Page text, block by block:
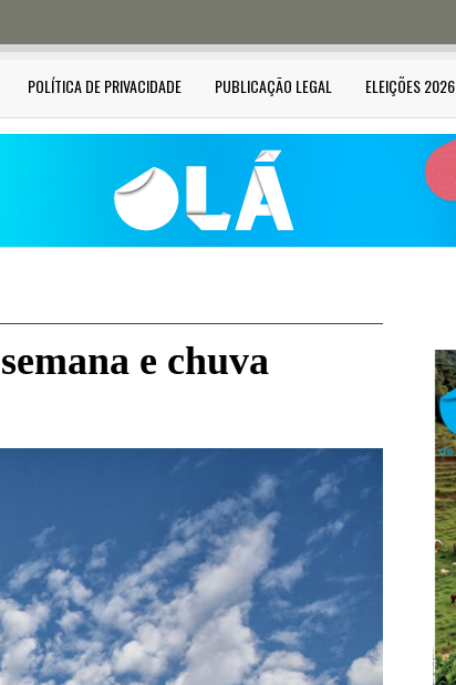
POLÍTICA DE PRIVACIDADE PUBLICAÇÃO LEGAL ELEIÇÕES 2026
e chuva